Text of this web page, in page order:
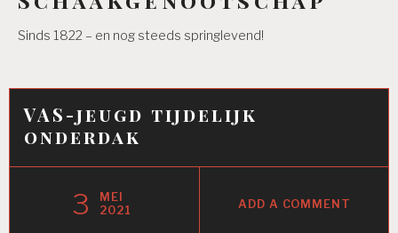
Sinds 1822 – en nog steeds springlevend!
VAS-jeugd tijdelijk
onderdak
3
MEI
2021
ADD A COMMENT